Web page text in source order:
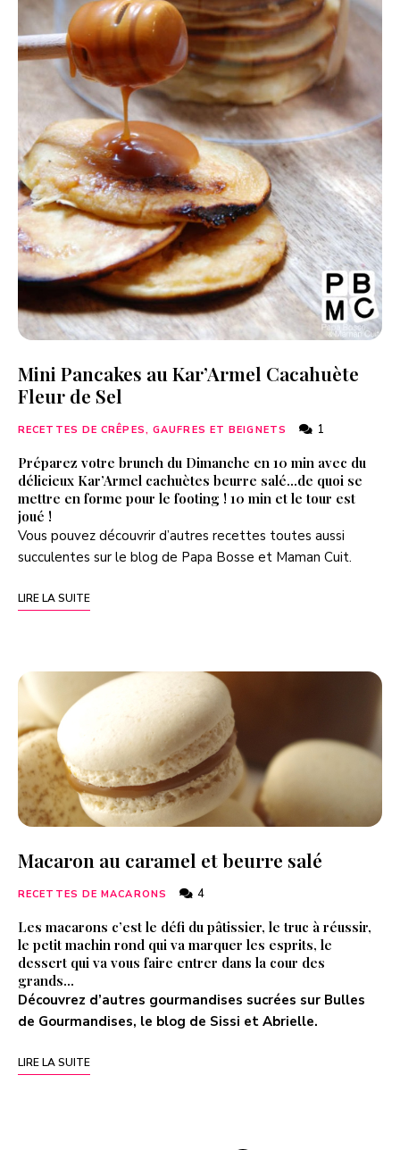
Mini Pancakes au Kar’Armel Cacahuète
Fleur de Sel
RECETTES DE CRÊPES, GAUFRES ET BEIGNETS 1
Préparez votre brunch du Dimanche en 10 min avec du
délicieux Kar’Armel cachuètes beurre salé…de quoi se
mettre en forme pour le footing ! 10 min et le tour est
joué !
Vous pouvez découvrir d’autres recettes toutes aussi
succulentes sur le blog de Papa Bosse et Maman Cuit.
LIRE LA SUITE
Macaron au caramel et beurre salé
RECETTES DE MACARONS 4
Les macarons c’est le défi du pâtissier, le truc à réussir,
le petit machin rond qui va marquer les esprits, le
dessert qui va vous faire entrer dans la cour des
grands…
Découvrez d’autres gourmandises sucrées sur Bulles
de Gourmandises, le blog de Sissi et Abrielle.
LIRE LA SUITE